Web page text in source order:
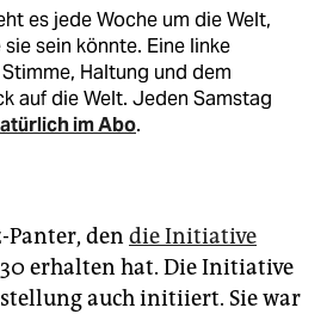
es jede Woche um die Welt,
sein könnte. Eine linke
Haltung und dem
auf die Welt. Jeden Samstag
im Abo.
Panter, den die Initiative
erhalten hat. Die Initiative
auch initiiert. Sie war